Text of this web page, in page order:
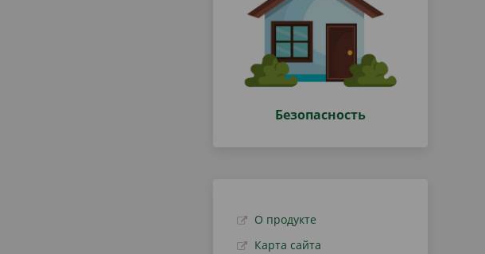
Безопасность
О продукте
Карта сайта